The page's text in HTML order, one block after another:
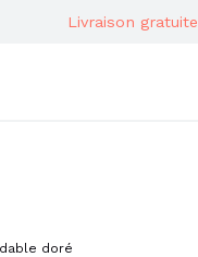
Livraison gratuite
doré